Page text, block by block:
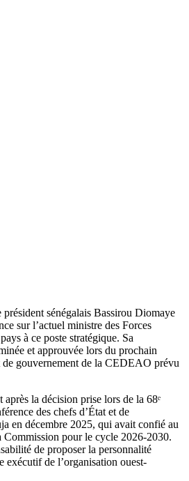
sénégalais Bassirou Diomaye
sur l’actuel ministre des Forces
à ce poste stratégique. Sa
et approuvée lors du prochain
de gouvernement de la CEDEAO prévu
la décision prise lors de la 68ᵉ
des chefs d’État et de
en décembre 2025, qui avait confié au
Commission pour le cycle 2026-2030.
de proposer la personnalité
exécutif de l’organisation ouest-